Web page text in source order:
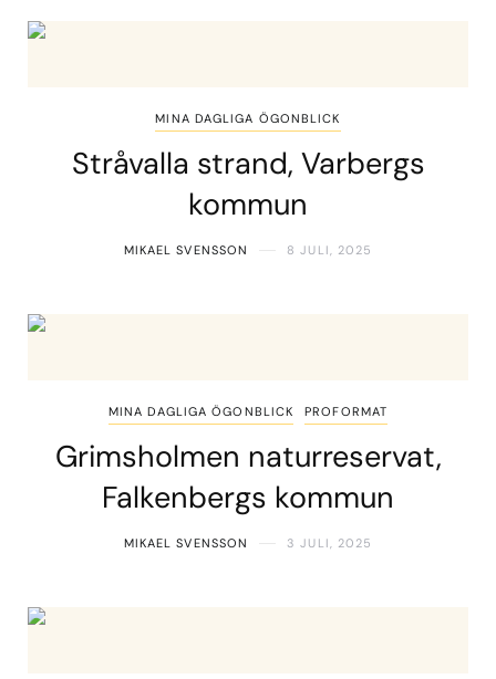
MINA DAGLIGA ÖGONBLICK
Stråvalla strand, Varbergs
kommun
MIKAEL SVENSSON 8 JULI, 2025
MINA DAGLIGA ÖGONBLICK PROFORMAT
Grimsholmen naturreservat,
Falkenbergs kommun
MIKAEL SVENSSON 3 JULI, 2025